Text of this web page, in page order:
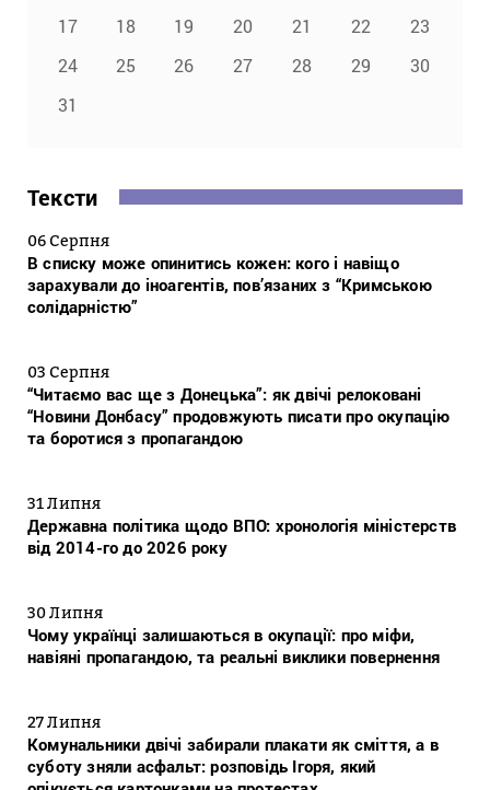
17
18 19 20 21 22
23
24
25 26 27 28 29
30
31
Тексти
06 Серпня
В списку може опинитись кожен: кого і навіщо
зарахували до іноагентів, пов’язаних з “Кримською
солідарністю”
03 Серпня
“Читаємо вас ще з Донецька”: як двічі релоковані
“Новини Донбасу” продовжують писати про окупацію
та боротися з пропагандою
31 Липня
Державна політика щодо ВПО: хронологія міністерств
від 2014-го до 2026 року
30 Липня
Чому українці залишаються в окупації: про міфи,
навіяні пропагандою, та реальні виклики повернення
27 Липня
Комунальники двічі забирали плакати як сміття, а в
суботу зняли асфальт: розповідь Ігоря, який